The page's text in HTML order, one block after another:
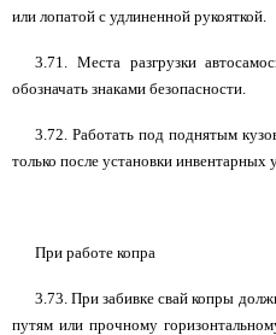
или лопатой с удлиненной рукояткой.
3.71. Места разгрузки
обозначать знаками безопасности.
3.72. Работать под поднятым
только после установки инвентарных
При работе копра
3.73. При забивке свай копры
путям или прочному